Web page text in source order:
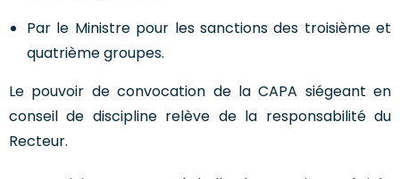
Par le Ministre pour les sanctions des troisième et
quatrième groupes.
Le pouvoir de convocation de la CAPA siégeant en
conseil de discipline relève de la responsabilité du
Recteur.